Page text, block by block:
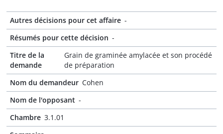
Autres décisions pour cet affaire -
Résumés pour cette décision -
Titre de la
demande
Grain de graminée amylacée et son procédé
de préparation
Nom du demandeur Cohen
Nom de l'opposant -
Chambre 3.1.01